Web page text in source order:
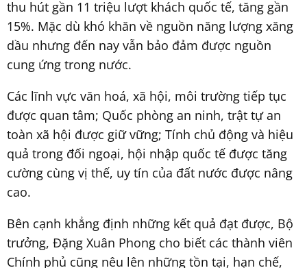
thu hút gần 11 triệu lượt khách quốc tế, tăng gần
15%. Mặc dù khó khăn về nguồn năng lượng xăng
dầu nhưng đến nay vẫn bảo đảm được nguồn
cung ứng trong nước.
Các lĩnh vực văn hoá, xã hội, môi trường tiếp tục
được quan tâm; Quốc phòng an ninh, trật tự an
toàn xã hội được giữ vững; Tính chủ động và hiệu
quả trong đối ngoại, hội nhập quốc tế được tăng
cường cùng vị thế, uy tín của đất nước được nâng
cao.
Bên cạnh khẳng định những kết quả đạt được, Bộ
trưởng, Đặng Xuân Phong cho biết các thành viên
Chính phủ cũng nêu lên những tồn tại, hạn chế,